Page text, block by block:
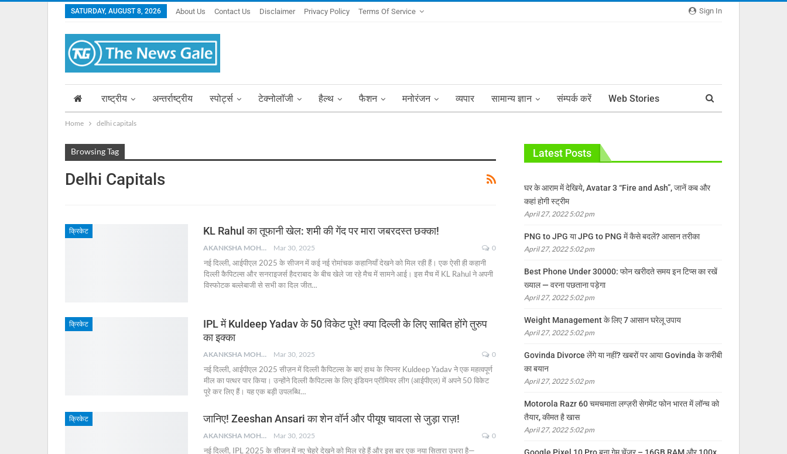
Sign In
SATURDAY, AUGUST 8, 2026 About Us Contact Us Disclaimer Privacy Policy Terms Of Service
राष्ट्रीय अन्तर्राष्ट्रीय स्पोर्ट्स टेक्नोलॉजी हैल्थ फैशन मनोरंजन व्यपार सामान्य ज्ञान संम्पर्क करें Web Stories
Home delhi capitals
Browsing Tag
Delhi Capitals
क्रिकेट KL Rahul का तूफानी खेल: शमी की गेंद पर मारा जबरदस्त छक्का!
AKANKSHA MOHAN Mar 30, 2025 0
नई दिल्ली, आईपीएल 2025 के सीजन में कई नई रोमांचक कहानियाँ देखने को मिल रही हैं। एक ऐसी ही कहानी
दिल्ली कैपिटल्स और सनराइजर्स हैदराबाद के बीच खेले जा रहे मैच में सामने आई। इस मैच में KL Rahul ने अपनी
विस्फोटक बल्लेबाजी से सभी का दिल जीत…
क्रिकेट
IPL में Kuldeep Yadav के 50 विकेट पूरे! क्या दिल्ली के लिए साबित होंगे तुरुप
का इक्का
AKANKSHA MOHAN Mar 30, 2025 0
नई दिल्ली, आईपीएल 2025 सीज़न में दिल्ली कैपिटल्स के बाएं हाथ के स्पिनर Kuldeep Yadav ने एक महत्वपूर्ण
मील का पत्थर पार किया। उन्होंने दिल्ली कैपिटल्स के लिए इंडियन प्रीमियर लीग (आईपीएल) में अपने 50 विकेट
पूरे कर लिए हैं। यह एक बड़ी उपलब्धि…
क्रिकेट जानिए! Zeeshan Ansari का शेन वॉर्न और पीयूष चावला से जुड़ा राज़!
AKANKSHA MOHAN Mar 30, 2025 0
नई दिल्ली, IPL 2025 के सीजन में नए चेहरे देखने को मिल रहे हैं और इस बार एक नया सितारा उभरा है—
Latest Posts
घर के आराम में देखिये, Avatar 3 “Fire and Ash”, जानें कब और
कहां होगी स्ट्रीम
April 27, 2022 5:02 pm
PNG to JPG या JPG to PNG में कैसे बदलें? आसान तरीका
April 27, 2022 5:02 pm
Best Phone Under 30000: फोन खरीदते समय इन टिप्स का रखें
ख्याल — वरना पछताना पड़ेगा
April 27, 2022 5:02 pm
Weight Management के लिए 7 आसान घरेलू उपाय
April 27, 2022 5:02 pm
Govinda Divorce लेंगे या नहीं? खबरों पर आया Govinda के करीबी
का बयान
April 27, 2022 5:02 pm
Motorola Razr 60 चमचमाता लग्ज़री सेगमेंट फोन भारत में लॉन्च को
तैयार, कीमत है खास
April 27, 2022 5:02 pm
Google Pixel 10 Pro बना गेम चेंजर – 16GB RAM और 100x